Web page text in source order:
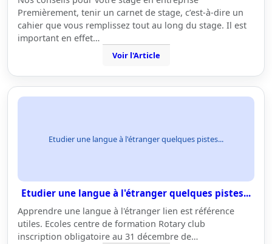
Premièrement, tenir un carnet de stage, c’est-à-dire un
cahier que vous remplissez tout au long du stage. Il est
important en effet…
Voir l'Article
Etudier une langue à l'étranger quelques pistes...
Etudier une langue à l'étranger quelques pistes...
Apprendre une langue à l'étranger lien est référence
utiles. Ecoles centre de formation Rotary club
inscription obligatoire au 31 décembre de…